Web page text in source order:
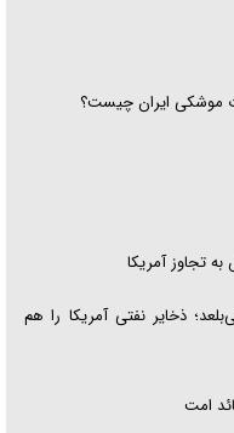
موشکی ایران چیست؟
تجاوز آمریکا
ذخایر نفتی آمریکا را هم
امت